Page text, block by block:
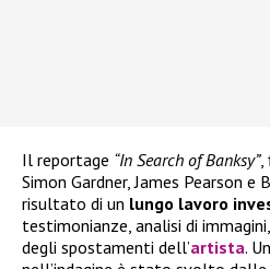
Il reportage “In Search of Banksy”,
Simon Gardner, James Pearson e
risultato di un lungo lavoro
testimonianze, analisi di
degli spostamenti dell’artista. Un